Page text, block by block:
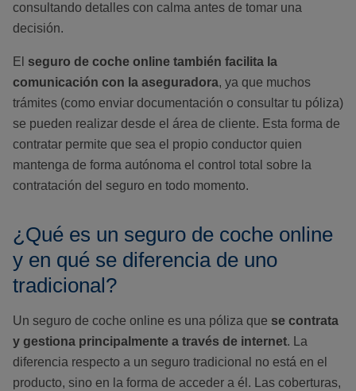
consultando detalles con calma antes de tomar una
decisión.
El seguro de coche online también facilita la
comunicación con la aseguradora, ya que muchos
trámites (como enviar documentación o consultar tu póliza)
se pueden realizar desde el área de cliente. Esta forma de
contratar permite que sea el propio conductor quien
mantenga de forma autónoma el control total sobre la
contratación del seguro en todo momento.
¿Qué es un seguro de coche online
y en qué se diferencia de uno
tradicional?
Un seguro de coche online es una póliza que se contrata
y gestiona principalmente a través de internet. La
diferencia respecto a un seguro tradicional no está en el
producto, sino en la forma de acceder a él. Las coberturas,